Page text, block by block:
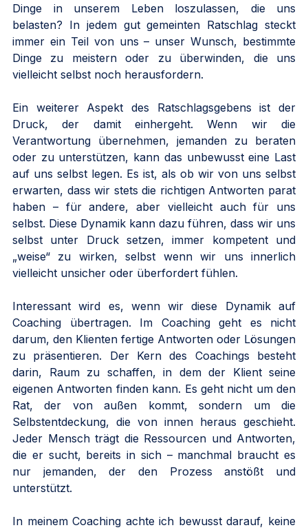
Dinge in unserem Leben loszulassen, die uns
belasten? In jedem gut gemeinten Ratschlag steckt
immer ein Teil von uns – unser Wunsch, bestimmte
Dinge zu meistern oder zu überwinden, die uns
vielleicht selbst noch herausfordern.
Ein weiterer Aspekt des Ratschlagsgebens ist der
Druck, der damit einhergeht. Wenn wir die
Verantwortung übernehmen, jemanden zu beraten
oder zu unterstützen, kann das unbewusst eine Last
auf uns selbst legen. Es ist, als ob wir von uns selbst
erwarten, dass wir stets die richtigen Antworten parat
haben – für andere, aber vielleicht auch für uns
selbst. Diese Dynamik kann dazu führen, dass wir uns
selbst unter Druck setzen, immer kompetent und
„weise“ zu wirken, selbst wenn wir uns innerlich
vielleicht unsicher oder überfordert fühlen.
Interessant wird es, wenn wir diese Dynamik auf
Coaching übertragen. Im Coaching geht es nicht
darum, den Klienten fertige Antworten oder Lösungen
zu präsentieren. Der Kern des Coachings besteht
darin, Raum zu schaffen, in dem der Klient seine
eigenen Antworten finden kann. Es geht nicht um den
Rat, der von außen kommt, sondern um die
Selbstentdeckung, die von innen heraus geschieht.
Jeder Mensch trägt die Ressourcen und Antworten,
die er sucht, bereits in sich – manchmal braucht es
nur jemanden, der den Prozess anstößt und
unterstützt.
In meinem Coaching achte ich bewusst darauf, keine